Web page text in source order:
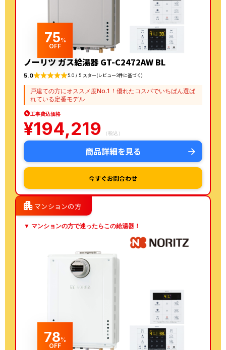
75%
OFF
ノーリツ ガス給湯器 GT-C2472AW BL
5.0 5.0 / 5 スター(レビュー3件に基づく)
戸建ての方にオススメ度No.1！優れたコスパでいちばん選ば
れている定番モデル
工事費込価格
¥194,219 （税込）
商品詳細を見る
今すぐお問合わせ
apartment マンションの方
▼ マンションの方で迷ったらこの給湯器！
78%
OFF